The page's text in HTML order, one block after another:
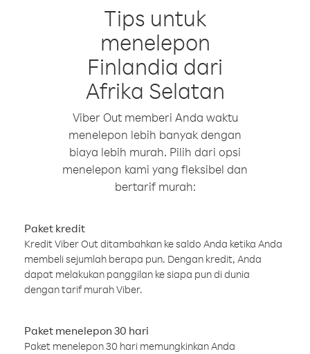
Tips untuk
menelepon
Finlandia dari
Afrika Selatan
Viber Out memberi Anda waktu
menelepon lebih banyak dengan
biaya lebih murah. Pilih dari opsi
menelepon kami yang fleksibel dan
bertarif murah:
Paket kredit
Kredit Viber Out ditambahkan ke saldo Anda ketika Anda
membeli sejumlah berapa pun. Dengan kredit, Anda
dapat melakukan panggilan ke siapa pun di dunia
dengan tarif murah Viber.
Paket menelepon 30 hari
Paket menelepon 30 hari memungkinkan Anda